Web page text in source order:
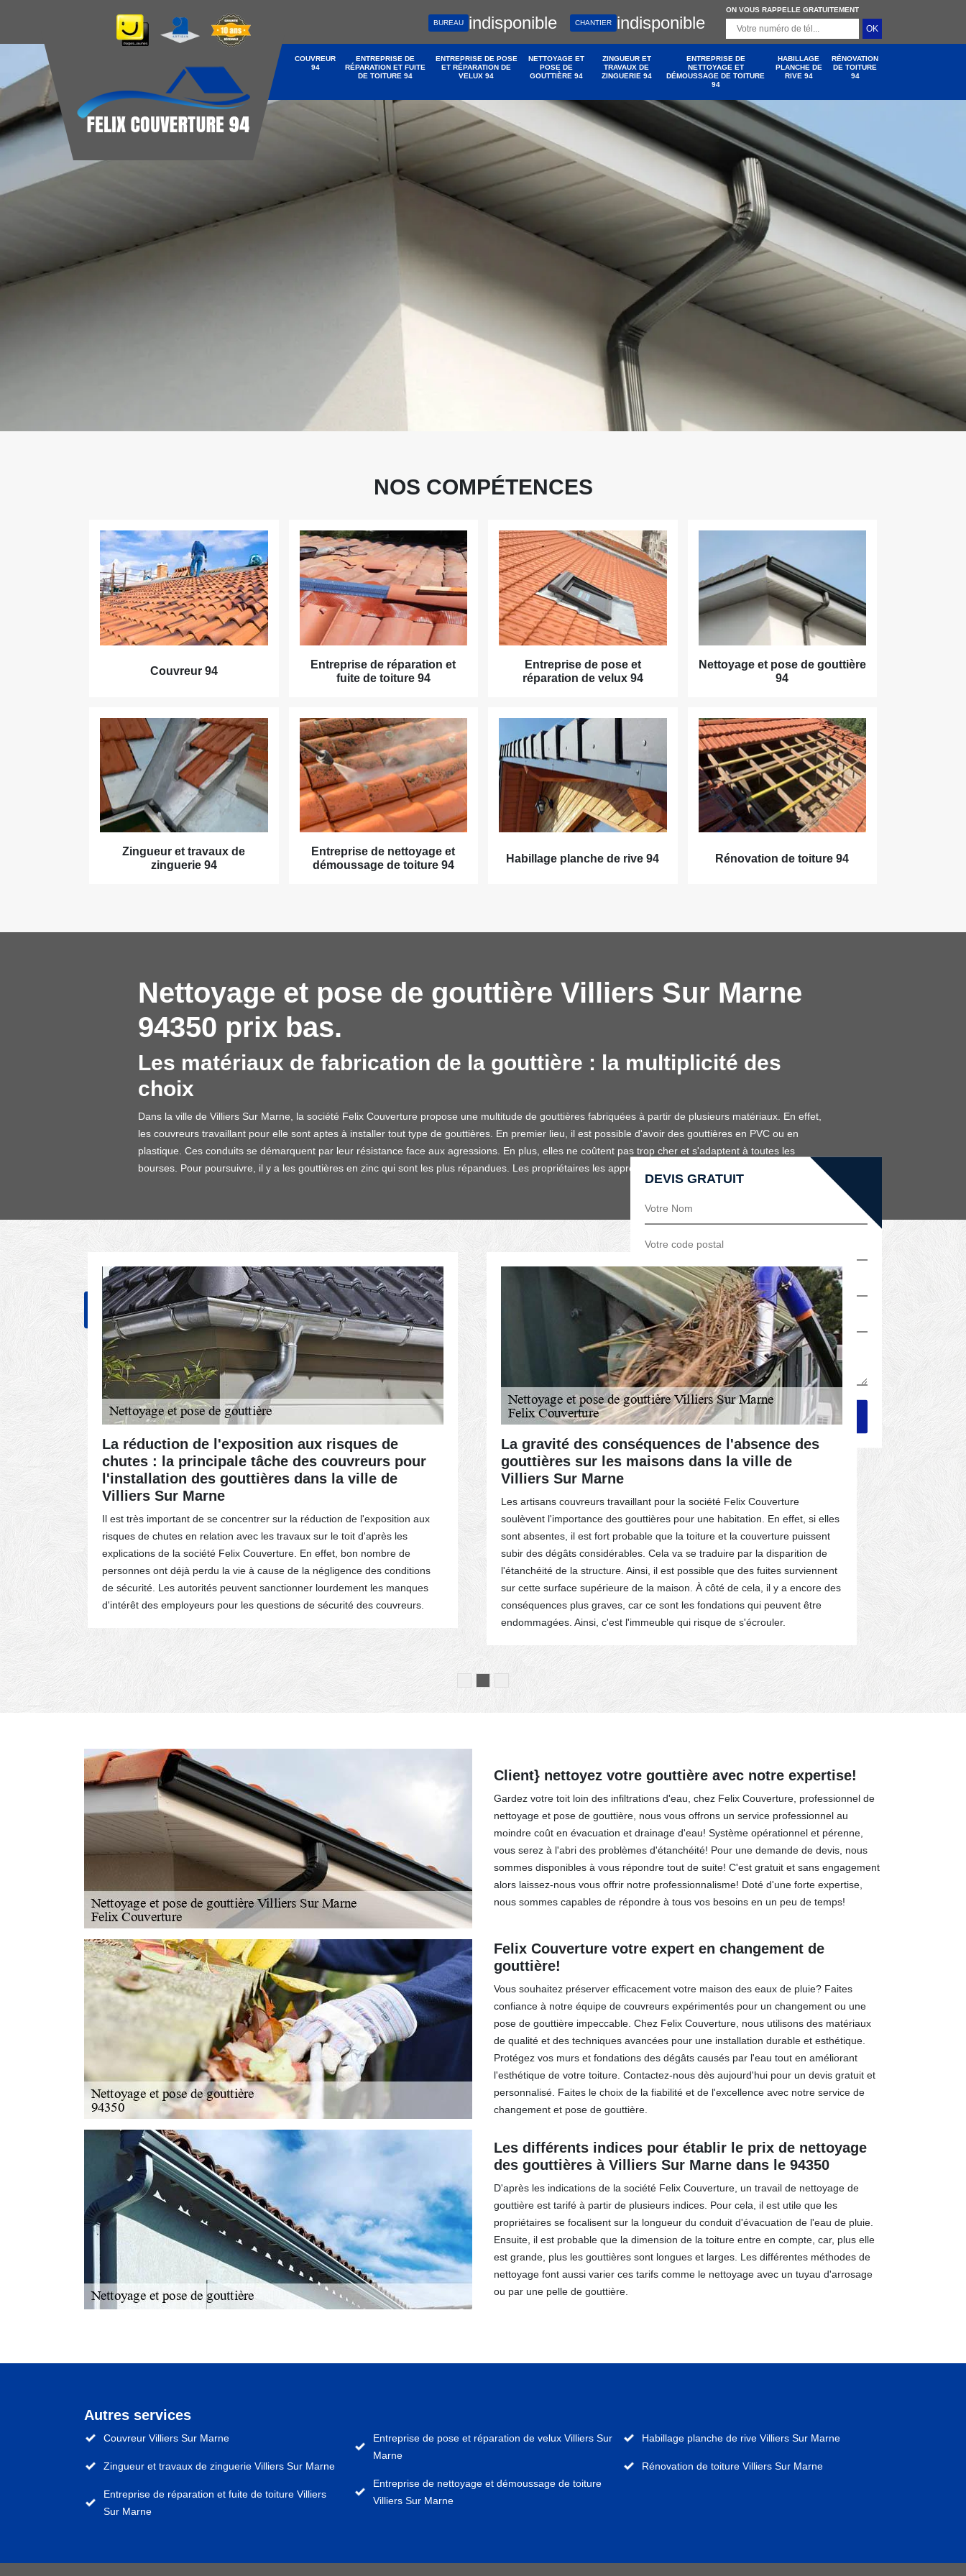
BUREAU indisponible CHANTIER indisponible
ON VOUS RAPPELLE GRATUITEMENT
COUVREUR
94
ENTREPRISE DE
RÉPARATION ET FUITE
DE TOITURE 94
ENTREPRISE DE POSE
ET RÉPARATION DE
VELUX 94
NETTOYAGE ET
POSE DE
GOUTTIÈRE 94
ZINGUEUR ET
TRAVAUX DE
ZINGUERIE 94
ENTREPRISE DE
NETTOYAGE ET
DÉMOUSSAGE DE TOITURE
94
HABILLAGE
PLANCHE DE
RIVE 94
RÉNOVATION
DE TOITURE
94
NOS RÉALISATIONS CONTACTEZ-NOUS
DEVIS GRATUIT
NOS COMPÉTENCES
Couvreur 94
Entreprise de réparation et
fuite de toiture 94
Entreprise de pose et
réparation de velux 94
Nettoyage et pose de gouttière
94
Zingueur et travaux de
zinguerie 94
Entreprise de nettoyage et
démoussage de toiture 94
Habillage planche de rive 94 Rénovation de toiture 94
Nettoyage et pose de gouttière Villiers Sur Marne
94350 prix bas.
Les matériaux de fabrication de la gouttière : la multiplicité des
choix
Dans la ville de Villiers Sur Marne, la société Felix Couverture propose une multitude de gouttières fabriquées à partir de plusieurs matériaux. En effet,
les couvreurs travaillant pour elle sont aptes à installer tout type de gouttières. En premier lieu, il est possible d'avoir des gouttières en PVC ou en
plastique. Ces conduits se démarquent par leur résistance face aux agressions. En plus, elles ne coûtent pas trop cher et s'adaptent à toutes les
bourses. Pour poursuivre, il y a les gouttières en zinc qui sont les plus répandues. Les propriétaires les apprécient par leur solidité.
La réduction de l'exposition aux risques de
chutes : la principale tâche des couvreurs pour
l'installation des gouttières dans la ville de
Villiers Sur Marne
Il est très important de se concentrer sur la réduction de l'exposition aux
risques de chutes en relation avec les travaux sur le toit d'après les
explications de la société Felix Couverture. En effet, bon nombre de
personnes ont déjà perdu la vie à cause de la négligence des conditions
de sécurité. Les autorités peuvent sanctionner lourdement les manques
d'intérêt des employeurs pour les questions de sécurité des couvreurs.
La gravité des conséquences de l'absence des
gouttières sur les maisons dans la ville de
Villiers Sur Marne
Les artisans couvreurs travaillant pour la société Felix Couverture
soulèvent l'importance des gouttières pour une habitation. En effet, si elles
sont absentes, il est fort probable que la toiture et la couverture puissent
subir des dégâts considérables. Cela va se traduire par la disparition de
l'étanchéité de la structure. Ainsi, il est possible que des fuites surviennent
sur cette surface supérieure de la maison. À côté de cela, il y a encore des
conséquences plus graves, car ce sont les fondations qui peuvent être
endommagées. Ainsi, c'est l'immeuble qui risque de s'écrouler.
Les
Une
des
important de
les
Cela
tombe tout
droit de
Client} nettoyez votre gouttière avec notre expertise!
Gardez votre toit loin des infiltrations d'eau, chez Felix Couverture, professionnel de
nettoyage et pose de gouttière, nous vous offrons un service professionnel au
moindre coût en évacuation et drainage d'eau! Système opérationnel et pérenne,
vous serez à l'abri des problèmes d'étanchéité! Pour une demande de devis, nous
sommes disponibles à vous répondre tout de suite! C'est gratuit et sans engagement
alors laissez-nous vous offrir notre professionnalisme! Doté d'une forte expertise,
nous sommes capables de répondre à tous vos besoins en un peu de temps!
Felix Couverture votre expert en changement de
gouttière!
Vous souhaitez préserver efficacement votre maison des eaux de pluie? Faites
confiance à notre équipe de couvreurs expérimentés pour un changement ou une
pose de gouttière impeccable. Chez Felix Couverture, nous utilisons des matériaux
de qualité et des techniques avancées pour une installation durable et esthétique.
Protégez vos murs et fondations des dégâts causés par l'eau tout en améliorant
l'esthétique de votre toiture. Contactez-nous dès aujourd'hui pour un devis gratuit et
personnalisé. Faites le choix de la fiabilité et de l'excellence avec notre service de
changement et pose de gouttière.
Les différents indices pour établir le prix de nettoyage
des gouttières à Villiers Sur Marne dans le 94350
D'après les indications de la société Felix Couverture, un travail de nettoyage de
gouttière est tarifé à partir de plusieurs indices. Pour cela, il est utile que les
propriétaires se focalisent sur la longueur du conduit d'évacuation de l'eau de pluie.
Ensuite, il est probable que la dimension de la toiture entre en compte, car, plus elle
est grande, plus les gouttières sont longues et larges. Les différentes méthodes de
nettoyage font aussi varier ces tarifs comme le nettoyage avec un tuyau d'arrosage
ou par une pelle de gouttière.
Autres services
Couvreur Villiers Sur Marne
Zingueur et travaux de zinguerie Villiers Sur Marne
Entreprise de réparation et fuite de toiture Villiers
Sur Marne
Entreprise de pose et réparation de velux Villiers Sur
Marne
Entreprise de nettoyage et démoussage de toiture
Villiers Sur Marne
Habillage planche de rive Villiers Sur Marne
Rénovation de toiture Villiers Sur Marne